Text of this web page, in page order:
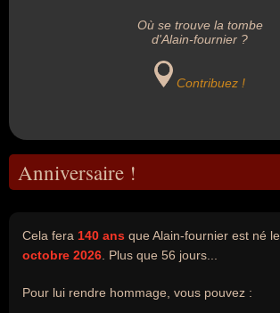
Où se trouve la tombe
d'Alain-fournier ?
Contribuez !
Anniversaire !
Cela fera 140 ans que Alain-fournier est né le
octobre 2026 . Plus que 56 jours...
Pour lui rendre hommage, vous pouvez :